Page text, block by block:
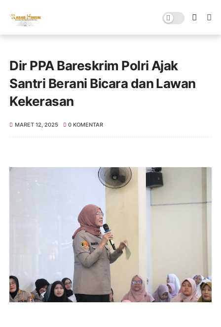
Dir PPA Bareskrim Polri Ajak
Santri Berani Bicara dan Lawan
Kekerasan
MARET 12, 2025 0 KOMENTAR